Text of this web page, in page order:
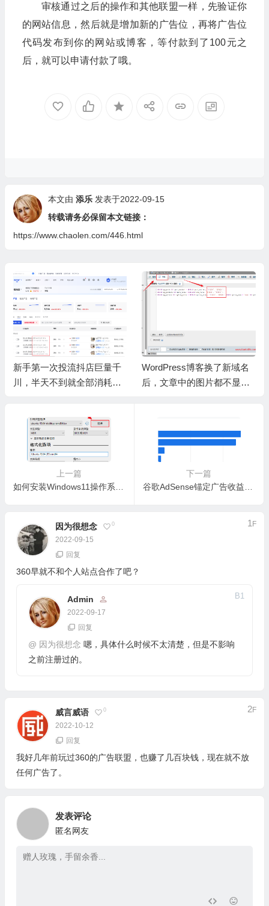
审核通过之后的操作和其他联盟一样，先验证你
的网站信息，然后就是增加新的广告位，再将广告位
代码发布到你的网站或博客，等付款到了100元之
后，就可以申请付款了哦。
本文由 添乐 发表于2022-09-15
转载请务必保留本文链接：
https://www.chaolen.com/446.html
千
WordPress博客换了新域名
后，文章中的图片都不显示
更换了新的iPhone，通讯
和备忘录的信息没有同步
上一篇
下一篇
因为很想念 0
2022-09-15
1 F
回复
360早就不和个人站点合作了吧？
Admin
2022-09-17
B1
回复
@ 因为很想念 嗯，具体什么时候不太清楚，但是不影响
之前注册过的。
威言威语 0
2022-10-12
2F
回复
我好几年前玩过360的广告联盟，也赚了几百块钱，现在就不放
任何广告了。
发表评论
匿名网友